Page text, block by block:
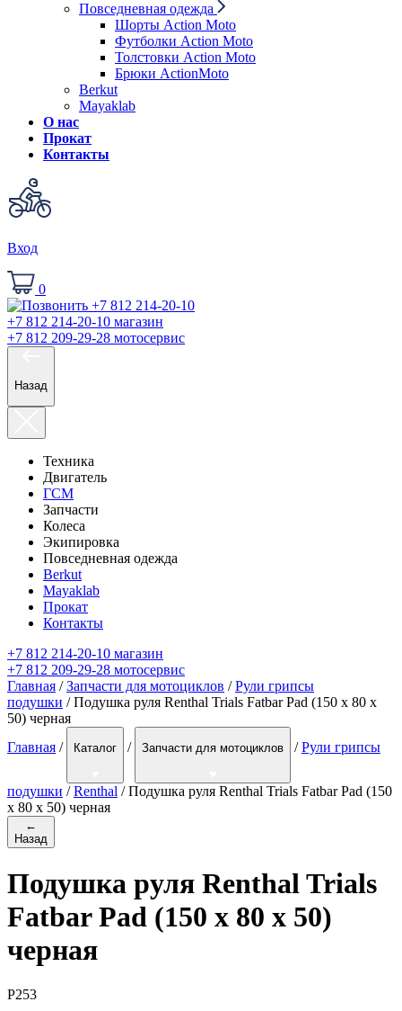
Повседневная одежда
Шорты Action Moto
Футболки Action Moto
Толстовки Action Moto
Брюки ActionMoto
Berkut
Mayaklab
О нас
Прокат
Контакты
Вход
0
+7 812 214-20-10 магазин
+7 812 209-29-28 мотосервис
Назад
Техника
Двигатель
ГСМ
Запчасти
Колеса
Экипировка
Повседневная одежда
Berkut
Mayaklab
Прокат
Контакты
+7 812 214-20-10 магазин
+7 812 209-29-28 мотосервис
Главная /Запчасти для мотоциклов /Рули грипсы
подушки / Подушка руля Renthal Trials Fatbar Pad (150 x 80 x
50) черная
Главная / Каталог / Запчасти для мотоциклов / Рули грипсы
подушки / Renthal / Подушка руля Renthal Trials Fatbar Pad (150
x 80 x 50) черная
←
Назад
Подушка руля Renthal Trials
Fatbar Pad (150 x 80 x 50)
черная
P253